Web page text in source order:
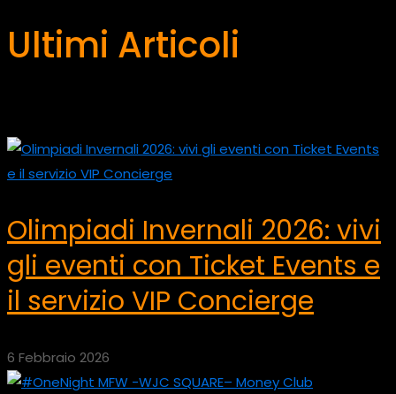
Ultimi Articoli
Olimpiadi Invernali 2026: vivi
gli eventi con Ticket Events e
il servizio VIP Concierge
6 Febbraio 2026